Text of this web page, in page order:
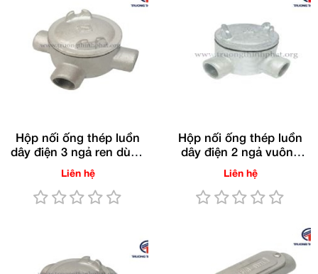
Hộp nối ống thép luồn
dây điện 3 ngả ren dùng
cho ống RSC/IMC(Gang
nhúng nóng)
Liên hệ
Hộp nối ống thép luồn
dây điện 2 ngả vuông
ren dùng cho ống
RSC/IMC (Gang nhúng
nóng)
Liên hệ